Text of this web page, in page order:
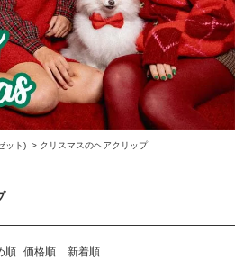
ット) > クリスマスのヘアクリップ
順 価格順 新着順